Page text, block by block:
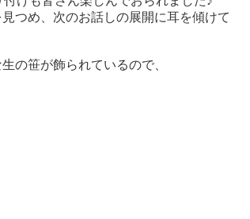
つめ、次のお話しの展開に耳を傾けて
の笹が飾られているので、